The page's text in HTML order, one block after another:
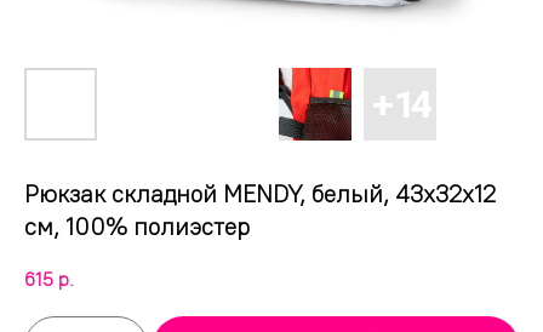
Рюкзак складной MENDY, белый, 43х32х12
см, 100% полиэстер
615 р.